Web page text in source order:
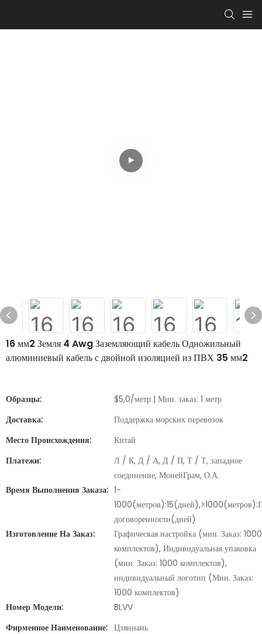
16 мм2 Земля 4 Awg Заземляющий кабель Одножильный
алюминиевый кабель с двойной изоляцией из ПВХ 35 мм2
Образцы:
$5,0/метр | Мин. заказ: 1 метр
Доставка:
Поддержка морских перевозок
Место Происхождения:
Китай
Платежи:
Л / К, Д / А, Д / П, Т / Т, западное
соединение, МонейГрам, О.А.
Время Выполнения Заказа: 1-
договоренности(дней)
Изготовление На Заказ:
Графическая настройка (мин. Заказ: 1000
комплектов), Индивидуальная упаковка
(мин. Заказ: 1000 комплектов),
индивидуальный логотип (Мин. Заказ:
1000 комплектов)
Номер Модели:
BLVV
Фирменное Наименование: Цзяннань